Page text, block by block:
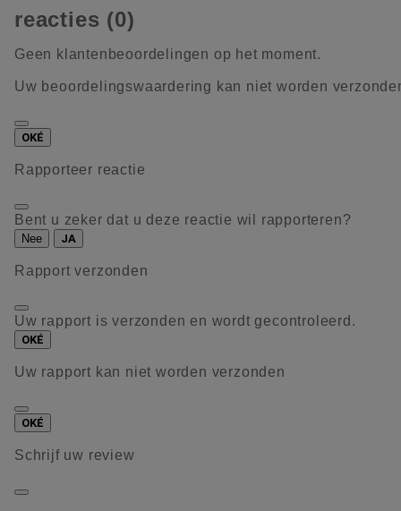
reacties (0)
Geen klantenbeoordelingen op het moment.
Uw beoordelingswaardering kan niet worden
OKÉ
Rapporteer reactie
Bent u zeker dat u deze reactie wil rapporteren?
Nee JA
Rapport verzonden
Uw rapport is verzonden en wordt gecontroleerd.
OKÉ
Uw rapport kan niet worden verzonden
OKÉ
Schrijf uw review